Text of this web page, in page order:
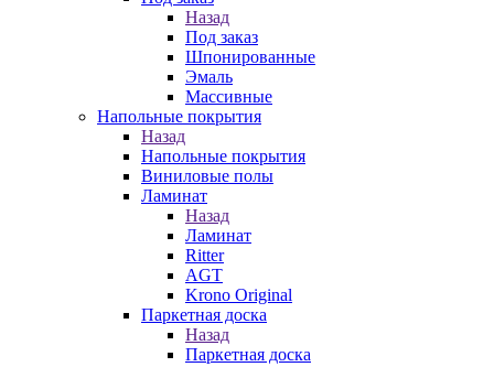
Назад
Под заказ
Шпонированные
Эмаль
Массивные
Напольные покрытия
Назад
Напольные покрытия
Виниловые полы
Ламинат
Назад
Ламинат
Ritter
AGT
Krono Original
Паркетная доска
Назад
Паркетная доска